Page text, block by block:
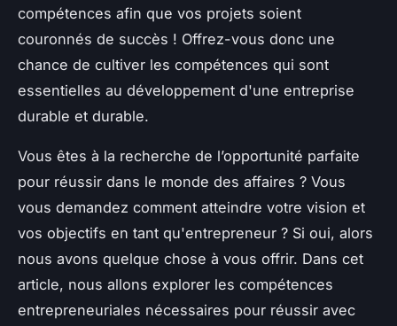
compétences afin que vos projets soient
couronnés de succès ! Offrez-vous donc une
chance de cultiver les compétences qui sont
essentielles au développement d'une entreprise
durable et durable.
Vous êtes à la recherche de l’opportunité parfaite
pour réussir dans le monde des affaires ? Vous
vous demandez comment atteindre votre vision et
vos objectifs en tant qu'entrepreneur ? Si oui, alors
nous avons quelque chose à vous offrir. Dans cet
article, nous allons explorer les compétences
entrepreneuriales nécessaires pour réussir avec